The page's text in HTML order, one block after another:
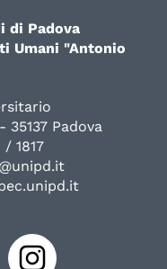
di Padova
Umani "Antonio
Padova
/ 1817